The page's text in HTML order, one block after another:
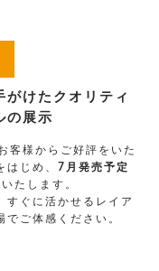
けたクオリティ
の展示
客様からご好評をいた
はじめ、 7月発売予定
いたします。
すぐに活かせるレイア
でご体感ください。